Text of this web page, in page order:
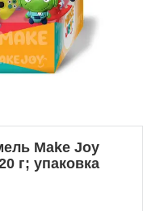
Make Joy
г; упаковка